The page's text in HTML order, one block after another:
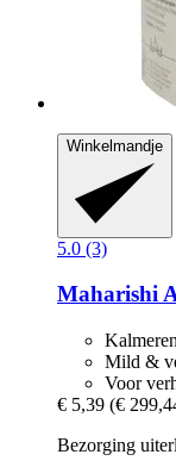
Winkelmandje
5.0 (3)
Maharishi
Mild &
Voor
€ 5,39 (€
Bezorging